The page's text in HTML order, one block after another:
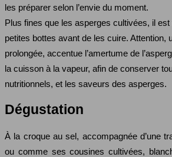
les préparer selon l’envie du moment.
Plus fines que les asperges cultivées, il
petites bottes avant de les cuire. Attention,
prolongée, accentue l’amertume de
la cuisson à la vapeur, afin de conserver
nutritionnels, et les saveurs des asperges.
Dégustation
À la croque au sel, accompagnée d’une
ou comme ses cousines cultivées,